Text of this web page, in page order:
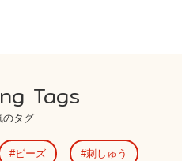
Tags
のタグ
ビーズ 刺しゅう